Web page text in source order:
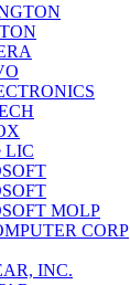
LIC
MOLP
CORP
INC.